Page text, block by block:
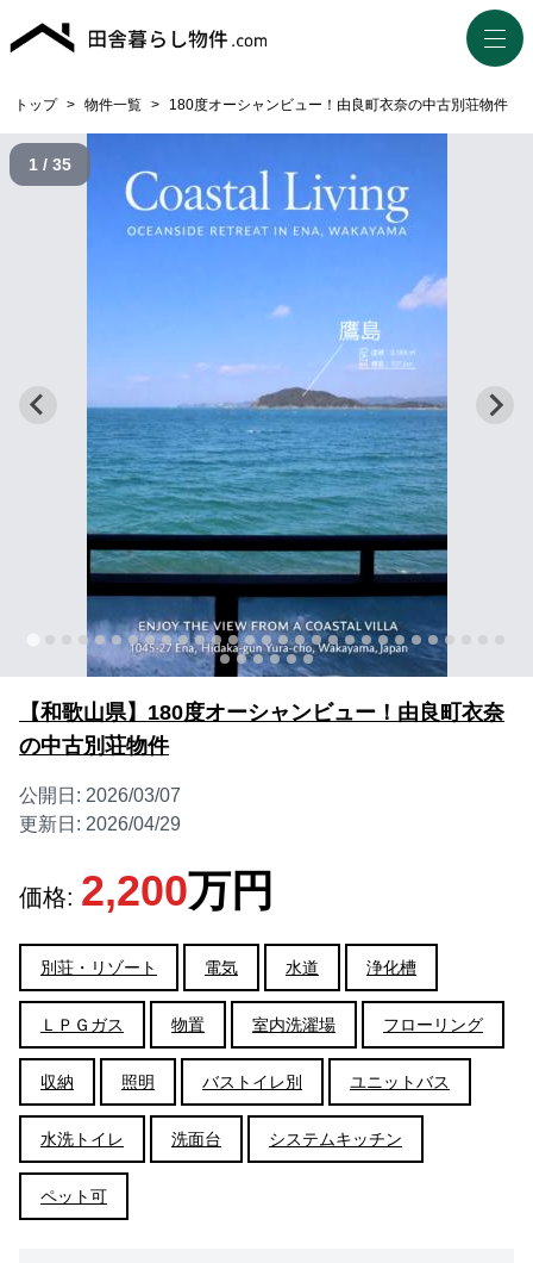
トップ > 物件一覧 > 180度オーシャンビュー！由良町衣奈の中古別荘物件
1 / 35
【和歌山県】180度オーシャンビュー！由良町衣奈
の中古別荘物件
公開日: 2026/03/07
更新日: 2026/04/29
価格: 2,200万円
別荘・リゾート 電気 水道 浄化槽
ＬＰＧガス 物置 室内洗濯場 フローリング
収納 照明 バストイレ別 ユニットバス
水洗トイレ 洗面台 システムキッチン
ペット可